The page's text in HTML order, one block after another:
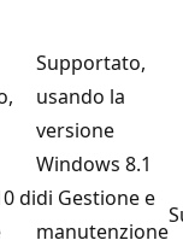
di
Supportato,
usando la
versione
Windows 8.1
di Gestione e
manutenzione